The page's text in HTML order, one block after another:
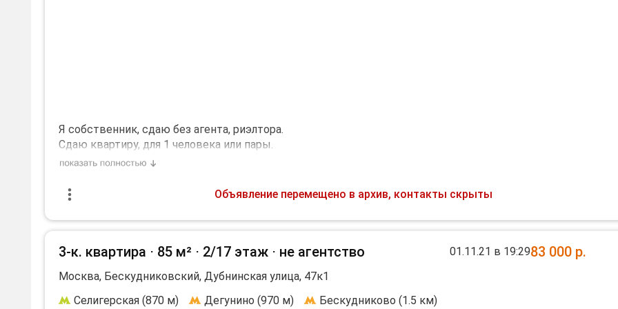
Я собственник, сдаю без агента, риэлтора.
Сдаю квартиру, для 1 человека или пары.
Без животных, можно с ребенком от 7 лет. (рядом школа) метро Селигерская и мцк Бескудниково 12
Фото реальные. Не курящим. РФ.
От 28 ЛЕТ. Окна во двор.
Рядом магазины, фитнес центр, бассейн.
коммуналка+залог разбиваю на 2 месяца
Объявление перемещено в архив, контакты скрыты
3-к. квартира ⋅ 85 м² ⋅ 2/17 этаж ⋅ не агентство 83 000 р.
01.11.21 в 19:29
Москва, Бескудниковский, Дубнинская улица, 47к1
Селигерская (870 м)
Дегунино (970 м) Бескудниково (1.5 км)